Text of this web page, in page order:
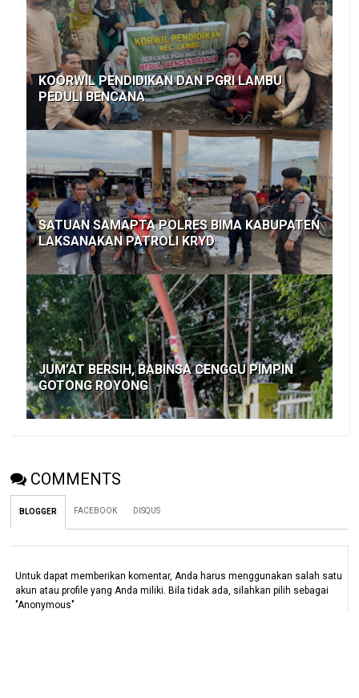
KOORWIL PENDIDIKAN DAN PGRI LAMBU
PEDULI BENCANA
SATUAN SAMAPTA POLRES BIMA KABUPATEN
LAKSANAKAN PATROLI KRYD
JUM’AT BERSIH, BABINSA CENGGU PIMPIN
GOTONG ROYONG
COMMENTS
BLOGGER FACEBOOK DISQUS
Untuk dapat memberikan komentar, Anda harus menggunakan salah satu
akun atau profile yang Anda miliki. Bila tidak ada, silahkan pilih sebagai
"Anonymous"